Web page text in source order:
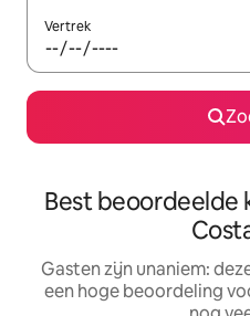
Vertrek
Best beoordeelde
Gasten zijn unaniem:
een hoge beoordeling